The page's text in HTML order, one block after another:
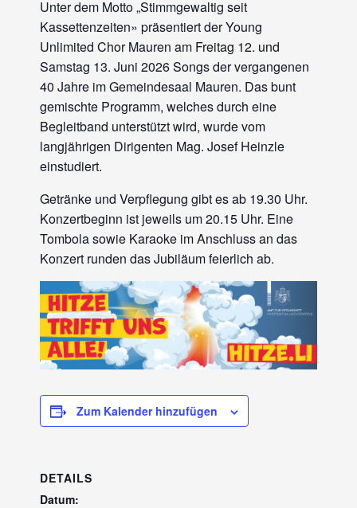
Unter dem Motto „Stimmgewaltig seit
Kassettenzeiten» präsentiert der Young
Unlimited Chor Mauren am Freitag 12. und
Samstag 13. Juni 2026 Songs der vergangenen
40 Jahre im Gemeindesaal Mauren. Das bunt
gemischte Programm, welches durch eine
Begleitband unterstützt wird, wurde vom
langjährigen Dirigenten Mag. Josef Heinzle
einstudiert.
Getränke und Verpflegung gibt es ab 19.30 Uhr.
Konzertbeginn ist jeweils um 20.15 Uhr. Eine
Tombola sowie Karaoke im Anschluss an das
Konzert runden das Jubiläum feierlich ab.
Zum Kalender hinzufügen
DETAILS
Datum: